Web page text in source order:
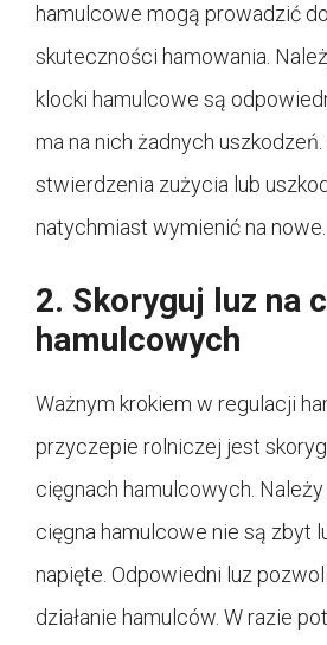
hamulcowe mogą prowadzić
skuteczności hamowania.
klocki hamulcowe są
ma na nich żadnych
stwierdzenia zużycia lub
natychmiast wymienić na nowe.
2. Skoryguj luz na
hamulcowych
Ważnym krokiem w regulacji
przyczepie rolniczej jest
cięgnach hamulcowych.
cięgna hamulcowe nie są zbyt
napięte. Odpowiedni luz
działanie hamulców. W razie